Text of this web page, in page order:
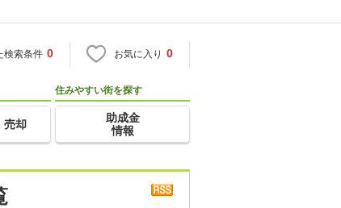
検索条件 0 お気に入り 0
売却
住みやすい街を探す
助成金
情報